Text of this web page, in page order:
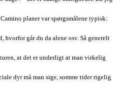
planer var spørgsmålene typisk:
hvorfor går du da alene osv. Så generelt
at det er underligt at man virkelig
dyr må man sige, somme tider rigelig